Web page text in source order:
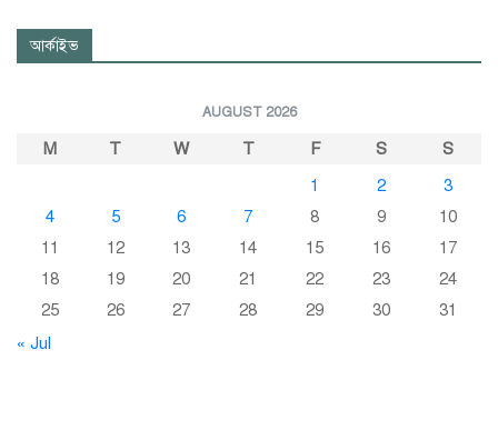
আর্কাইভ
AUGUST 2026
M T W T F S
S
1
2
3
4
5 6 7 8 9
10
11
12 13 14 15 16
17
18
19 20 21 22 23
24
25
26 27 28 29 30
31
« Jul